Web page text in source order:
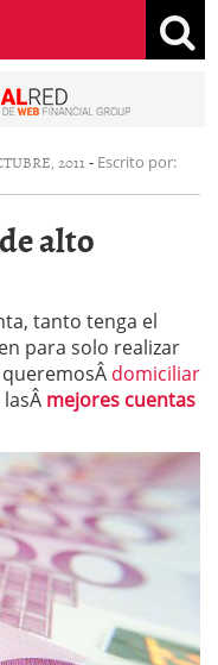
2011 - Escrito por:
alto
tanto tenga el
para solo realizar
domiciliar
mejores cuentas